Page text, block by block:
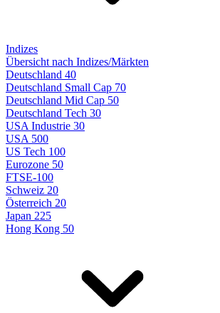
Indizes
Übersicht nach Indizes/Märkten
Deutschland 40
Deutschland Small Cap 70
Deutschland Mid Cap 50
Deutschland Tech 30
USA Industrie 30
USA 500
US Tech 100
Eurozone 50
FTSE-100
Schweiz 20
Österreich 20
Japan 225
Hong Kong 50